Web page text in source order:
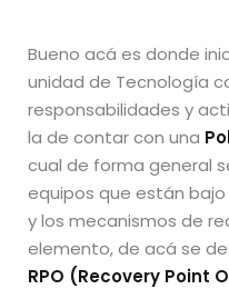
Bueno acá es donde
unidad de Tecnología
responsabilidades y
la de contar con una
cual de forma general
equipos que están
y los mecanismos de
elemento, de acá se
RPO (Recovery Point